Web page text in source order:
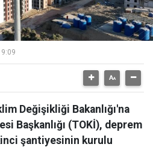
Değişikliği Bakanlığı'na
Başkanlığı (TOKİ), deprem
şantiyesinin kurulu